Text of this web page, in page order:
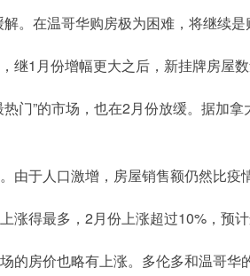
。在温哥华购房极为困难，将继续是
继1月份增幅更大之后，新挂牌房屋数
门”的市场，也在2月份放缓。据加
由于人口激增，房屋销售额仍然比疫
涨得最多，2月份上涨超过10%，预计
的房价也略有上涨。多伦多和温哥华